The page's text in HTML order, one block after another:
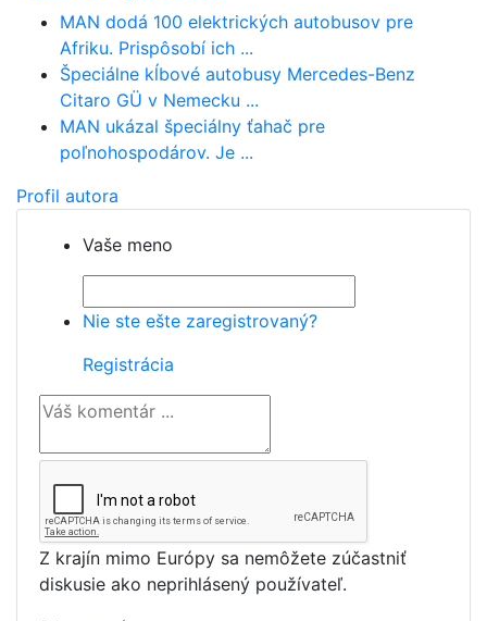
MAN dodá 100 elektrických autobusov pre
Afriku. Prispôsobí ich ...
Špeciálne kĺbové autobusy Mercedes-Benz
Citaro GÜ v Nemecku ...
MAN ukázal špeciálny ťahač pre
poľnohospodárov. Je ...
Profil autora
Vaše meno
Nie ste ešte zaregistrovaný?
Registrácia
Z krajín mimo Európy sa nemôžete zúčastniť
diskusie ako neprihlásený používateľ.